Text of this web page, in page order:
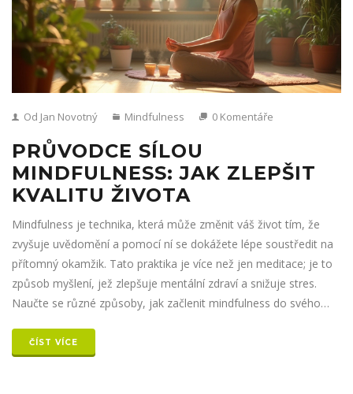
Od Jan Novotný Mindfulness 0 Komentáře
PRŮVODCE SÍLOU
MINDFULNESS: JAK ZLEPŠIT
KVALITU ŽIVOTA
Mindfulness je technika, která může změnit váš život tím, že
zvyšuje uvědomění a pomocí ní se dokážete lépe soustředit na
přítomný okamžik. Tato praktika je více než jen meditace; je to
způsob myšlení, jež zlepšuje mentální zdraví a snižuje stres.
Naučte se různé způsoby, jak začlenit mindfulness do svého
našli osobní rovnováhu. Objevte jednoduché techniky, které
můžete začít používat ihned.
ČÍST VÍCE